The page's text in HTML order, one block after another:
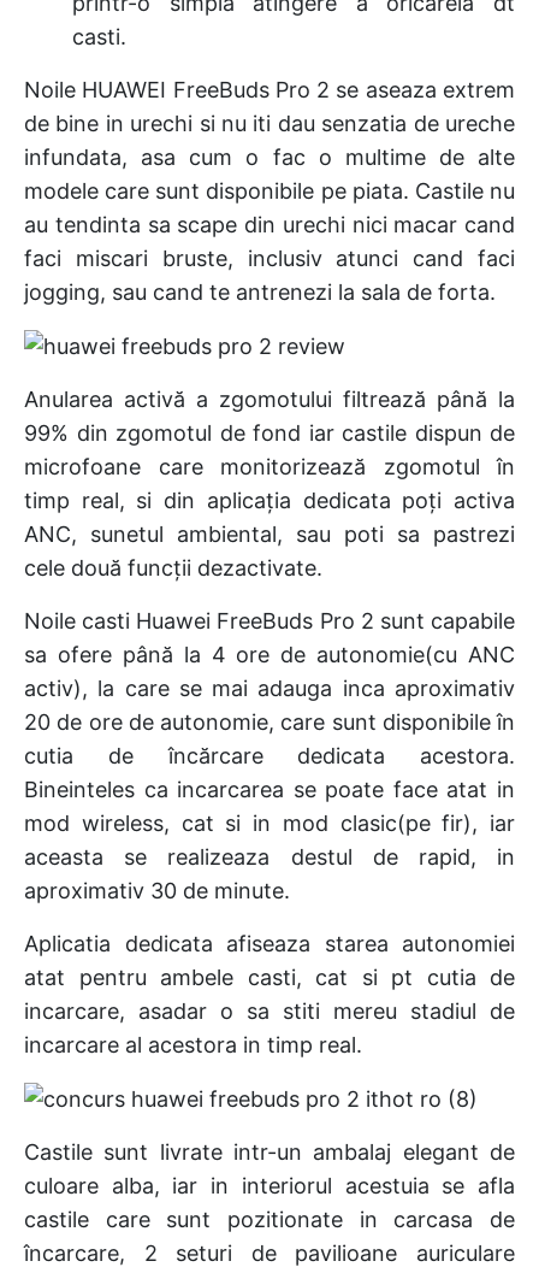
casti.
Noile HUAWEI FreeBuds Pro 2 se aseaza extrem
de bine in urechi si nu iti dau senzatia de ureche
infundata, asa cum o fac o multime de alte
modele care sunt disponibile pe piata. Castile nu
au tendinta sa scape din urechi nici macar cand
faci miscari bruste, inclusiv atunci cand faci
jogging, sau cand te antrenezi la sala de forta.
Anularea activă a zgomotului filtrează până la
99% din zgomotul de fond iar castile dispun de
microfoane care monitorizează zgomotul în
timp real, si din aplicația dedicata poți activa
ANC, sunetul ambiental, sau poti sa pastrezi
cele două funcții dezactivate.
Noile casti Huawei FreeBuds Pro 2 sunt capabile
sa ofere până la 4 ore de autonomie(cu ANC
activ), la care se mai adauga inca aproximativ
20 de ore de autonomie, care sunt disponibile în
cutia de încărcare dedicata acestora.
Bineinteles ca incarcarea se poate face atat in
mod wireless, cat si in mod clasic(pe fir), iar
aceasta se realizeaza destul de rapid, in
aproximativ 30 de minute.
Aplicatia dedicata afiseaza starea autonomiei
atat pentru ambele casti, cat si pt cutia de
incarcare, asadar o sa stiti mereu stadiul de
incarcare al acestora in timp real.
Castile sunt livrate intr-un ambalaj elegant de
culoare alba, iar in interiorul acestuia se afla
castile care sunt pozitionate in carcasa de
încarcare, 2 seturi de pavilioane auriculare